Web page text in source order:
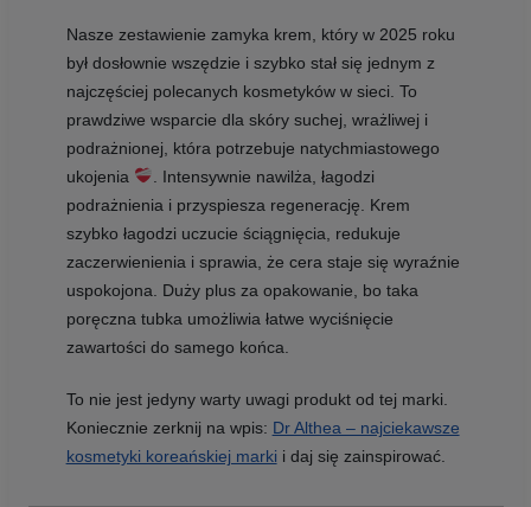
Nasze zestawienie zamyka krem, który w 2025 roku
był dosłownie wszędzie i szybko stał się jednym z
najczęściej polecanych kosmetyków w sieci. To
prawdziwe wsparcie dla skóry suchej, wrażliwej i
podrażnionej, która potrzebuje natychmiastowego
ukojenia
. Intensywnie nawilża, łagodzi
podrażnienia i przyspiesza regenerację. Krem
szybko łagodzi uczucie ściągnięcia, redukuje
zaczerwienienia i sprawia, że cera staje się wyraźnie
uspokojona. Duży plus za opakowanie, bo taka
poręczna tubka umożliwia łatwe wyciśnięcie
zawartości do samego końca.
To nie jest jedyny warty uwagi produkt od tej marki.
Koniecznie zerknij na wpis: Dr Althea – najciekawsze
kosmetyki koreańskiej marki i daj się zainspirować.